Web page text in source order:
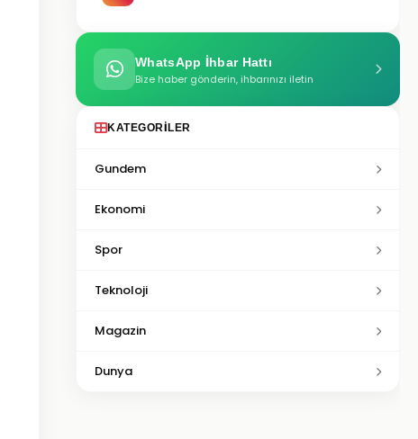
WhatsApp İhbar Hattı
Bize haber gönderin, ihbarınızı iletin
KATEGORILER
Gundem
Ekonomi
Spor
Teknoloji
Magazin
Dunya